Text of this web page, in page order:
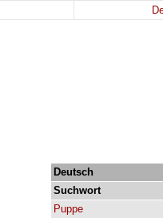
Deutsch
Suchwort
Puppe